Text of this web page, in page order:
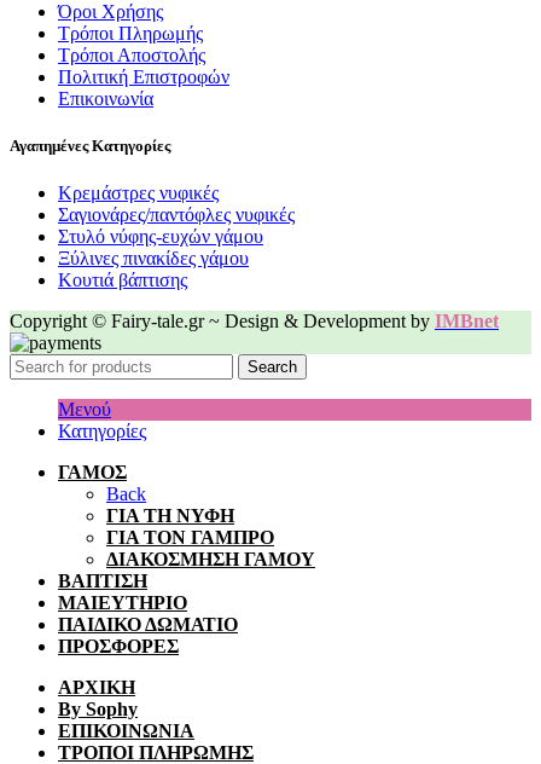
Όροι Χρήσης
Τρόποι Πληρωμής
Τρόποι Αποστολής
Πολιτική Επιστροφών
Επικοινωνία
Αγαπημένες Κατηγορίες
Κρεμάστρες νυφικές
Σαγιονάρες/παντόφλες νυφικές
Στυλό νύφης-ευχών γάμου
Ξύλινες πινακίδες γάμου
Κουτιά βάπτισης
Copyright © Fairy-tale.gr ~ Design & Development by IMBnet
Search
Μενού
Κατηγορίες
ΓΑΜΟΣ
Back
ΓΙΑ ΤΗ ΝΥΦΗ
ΓΙΑ ΤΟΝ ΓΑΜΠΡΟ
ΔΙΑΚΟΣΜΗΣΗ ΓΑΜΟΥ
ΒΑΠΤΙΣΗ
ΜΑΙΕΥΤΗΡΙΟ
ΠΑΙΔΙΚΟ ΔΩΜΑΤΙΟ
ΠΡΟΣΦΟΡΕΣ
ΑΡΧΙΚΗ
By Sophy
ΕΠΙΚΟΙΝΩΝΙΑ
ΤΡΟΠΟΙ ΠΛΗΡΩΜΗΣ